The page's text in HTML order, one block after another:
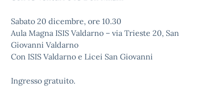
Sabato 20 dicembre, ore 10.30
Aula Magna ISIS Valdarno – via Trieste 20, San
Giovanni Valdarno
Con ISIS Valdarno e Licei San Giovanni
Ingresso gratuito.